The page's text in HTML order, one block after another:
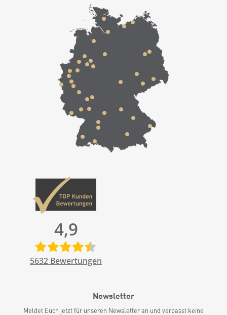
4,9
5632 Bewertungen
Newsletter
Meldet Euch jetzt für unseren Newsletter an und verpasst keine